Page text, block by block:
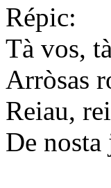
Répic:
Tà vos,
Arròsas
Reiau,
De nosta